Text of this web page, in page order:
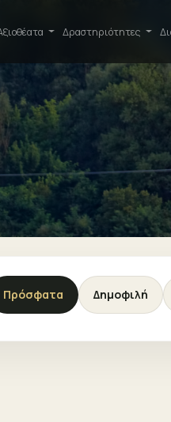
Δραστηριότητες
Πρόσφατα Δημοφιλή